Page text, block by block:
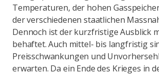
Temperaturen, der hohen
der verschiedenen staatlichen
Dennoch ist der kurzfristige Ausblick
behaftet. Auch mittel- bis langfristig
Preisschwankungen und
erwarten. Da ein Ende des Krieges in